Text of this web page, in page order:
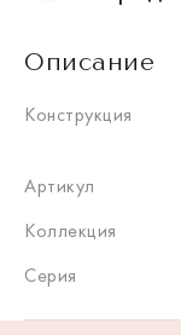
Описание
Конструкция
Артикул
Коллекция
Серия